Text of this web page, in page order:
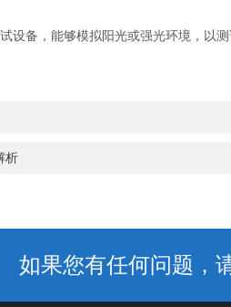
备，能够模拟阳光或强光环境，以
析
如果您有任何问题，